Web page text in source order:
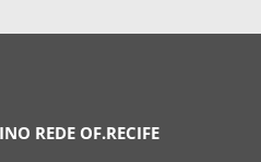
REDE OF.RECIFE